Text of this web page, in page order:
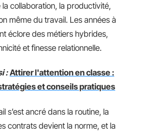
collaboration, la productivité,
même du travail. Les années à
éclore des métiers hybrides,
et finesse relationnelle.
: Attirer l'attention en classe :
et conseils pratiques
s’est ancré dans la routine, la
contrats devient la norme, et la